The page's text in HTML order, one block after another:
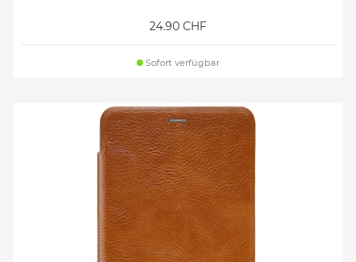
24.90 CHF
Sofort verfügbar